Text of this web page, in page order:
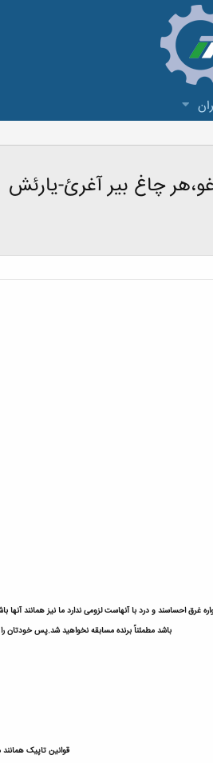
چاغ بیر آغرئ-یارئش
باشد مطمئناً برنده مسابقه نخواهید شد.پس خودتان را قول نزنید اگرچه در 24 ساعت بیش از یک پست نمی توانید ارسال کنید(پست
قوانین تاپیک